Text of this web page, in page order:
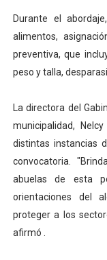
Durante el
alimentos,
preventiva, que
peso y talla,
La directora del
municipalidad,
distintas instancias
convocatoria.
abuelas de esta
orientaciones del
proteger a los
afirmó .